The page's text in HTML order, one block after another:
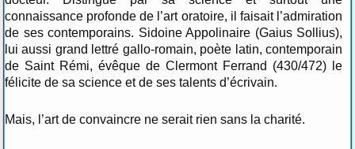
connaissance profonde de l’art oratoire, il faisait l’admiration
de ses contemporains. Sidoine Appolinaire (Gaius Sollius),
lui aussi grand lettré gallo-romain, poète latin, contemporain
de Saint Rémi, évêque de Clermont Ferrand (430/472) le
félicite de sa science et de ses talents d’écrivain.
Mais, l’art de convaincre ne serait rien sans la charité.